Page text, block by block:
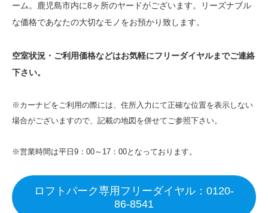
ーム。鹿児島市内に8ヶ所のヤードがございます。リーズナブル
な価格であなたの大切なモノをお預かり致します。
空室状況・ご利用価格などはお気軽にフリーダイヤルまでご連絡
下さい。
※カーナビをご利用の際には、住所入力にて正確な位置を表示しない
場合がございますので、記載の地図を併せてご参照下さい。
※営業時間は平日9：00～17：00となっております。
ロフトパーク専用フリーダイヤル：0120-
86-8541